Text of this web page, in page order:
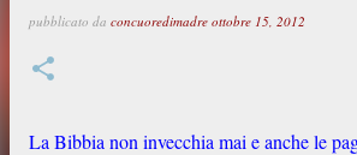
pubblicato da concuoredimadre ottobre 15, 2012
La Bibbia non invecchia mai e anche le